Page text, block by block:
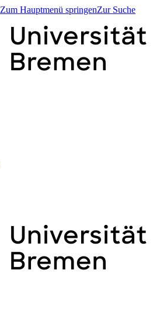
Zum Hauptmenü springenZur Suche